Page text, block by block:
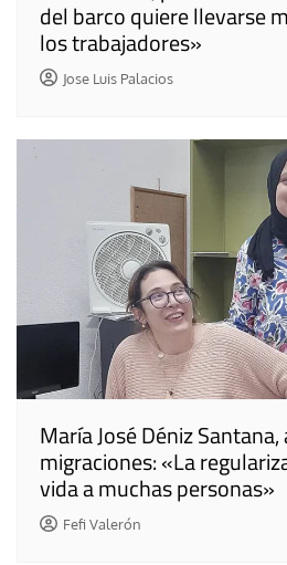
del barco quiere llevarse
los trabajadores»
Jose Luis Palacios
María José Déniz
migraciones: «La
vida a muchas personas»
Fefi Valerón